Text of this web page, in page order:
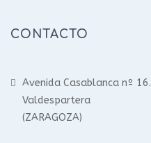
CONTACTO
Avenida Casablanca nº 16.
Valdespartera
(ZARAGOZA)